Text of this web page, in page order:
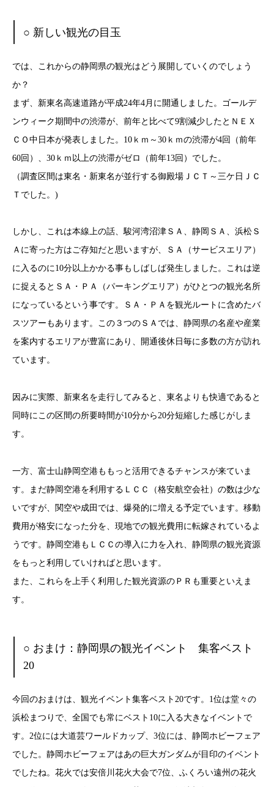
○ 新しい観光の目玉
では、これからの静岡県の観光はどう展開していくのでしょう
か？
まず、新東名高速道路が平成24年4月に開通しました。ゴールデ
ンウィーク期間中の渋滞が、前年と比べて9割減少したとＮＥＸ
ＣＯ中日本が発表しました。10ｋｍ～30ｋｍの渋滞が4回（前年
60回）、30ｋｍ以上の渋滞がゼロ（前年13回）でした。
（調査区間は東名・新東名が並行する御殿場ＪＣＴ～三ケ日ＪＣ
Ｔでした。)
しかし、これは本線上の話、駿河湾沼津ＳＡ、静岡ＳＡ、浜松Ｓ
Ａに寄った方はご存知だと思いますが、ＳＡ（サービスエリア）
に入るのに10分以上かかる事もしばしば発生しました。これは逆
に捉えるとＳＡ・ＰＡ（パーキングエリア）がひとつの観光名所
になっているという事です。ＳＡ・ＰＡを観光ルートに含めたバ
スツアーもあります。この３つのＳＡでは、静岡県の名産や産業
を案内するエリアが豊富にあり、開通後休日毎に多数の方が訪れ
ています。
因みに実際、新東名を走行してみると、東名よりも快適であると
同時にこの区間の所要時間が10分から20分短縮した感じがしま
す。
一方、富士山静岡空港ももっと活用できるチャンスが来ていま
す。まだ静岡空港を利用するＬＣＣ（格安航空会社）の数は少な
いですが、関空や成田では、爆発的に増える予定でいます。移動
費用が格安になった分を、現地での観光費用に転嫁されているよ
うです。静岡空港もＬＣＣの導入に力を入れ、静岡県の観光資源
をもっと利用していければと思います。
また、これらを上手く利用した観光資源のＰＲも重要といえま
す。
○ おまけ：静岡県の観光イベント 集客ベスト
20
今回のおまけは、観光イベント集客ベスト20です。1位は堂々の
浜松まつりで、全国でも常にベスト10に入る大きなイベントで
す。2位には大道芸ワールドカップ、3位には、静岡ホビーフェア
でした。静岡ホビーフェアはあの巨大ガンダムが目印のイベント
でしたね。花火では安倍川花火大会で7位、ふくろい遠州の花火